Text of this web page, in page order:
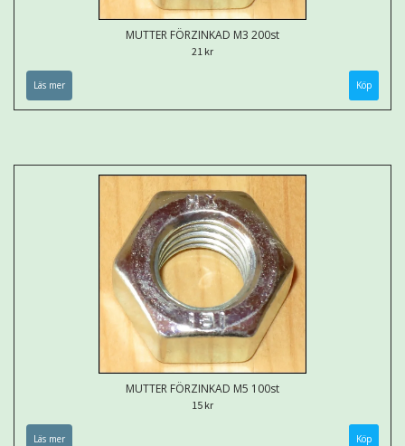
MUTTER FÖRZINKAD M3 200st
21 kr
Läs mer
MUTTER FÖRZINKAD M5 100st
15 kr
Läs mer